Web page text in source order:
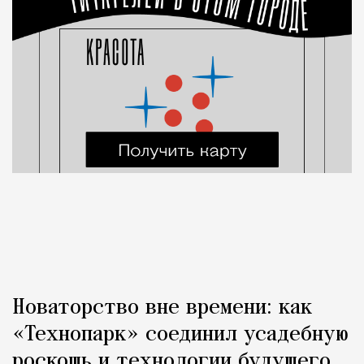
Новаторство вне времени: как
«Технопарк» соединил усадебную